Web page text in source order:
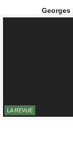
Georges
LA REVUE